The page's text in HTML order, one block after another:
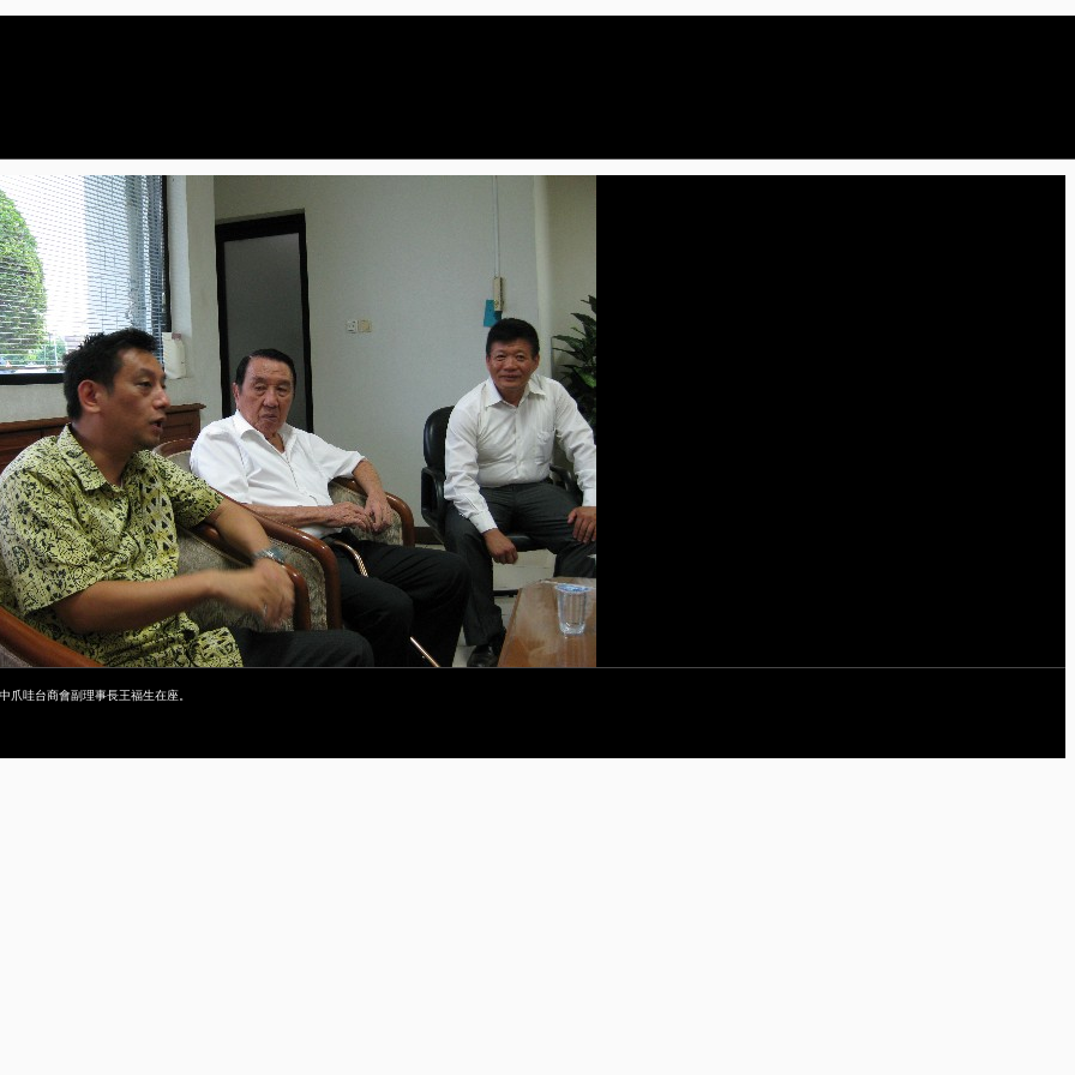
哇台商會副理事長王福生在座。